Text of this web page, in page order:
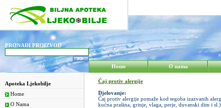
PRONAĐI PROIZVOD
Home O nama
Apoteka Ljekobilje
Home
O Nama
Čaj protiv alergije
Djelovanje:
Čaj protiv alergije pomaže kod tegoba izazvanih
kućna prašina, grinje, vlaga, perje, duvanski dim i